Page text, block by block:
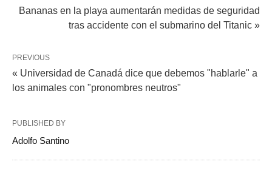
Bananas en la playa aumentarán medidas de seguridad
tras accidente con el submarino del Titanic »
PREVIOUS
« Universidad de Canadá dice que debemos "hablarle" a
los animales con "pronombres neutros"
PUBLISHED BY
Adolfo Santino